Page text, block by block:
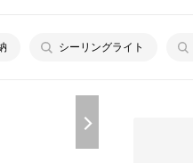
シーリングライト